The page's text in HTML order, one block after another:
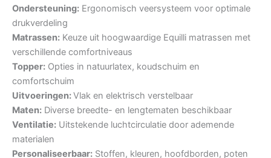
Ondersteuning: Ergonomisch veersysteem voor optimale
drukverdeling
Matrassen: Keuze uit hoogwaardige Equilli matrassen met
verschillende comfortniveaus
Topper: Opties in natuurlatex, koudschuim en
comfortschuim
Uitvoeringen:Vlak en elektrisch verstelbaar
Maten: Diverse breedte- en lengtematen beschikbaar
Ventilatie: Uitstekende luchtcirculatie door ademende
materialen
Personaliseerbaar: Stoffen, kleuren, hoofdborden, poten